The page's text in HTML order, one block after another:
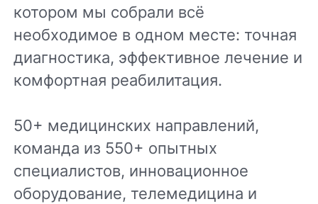
котором мы собрали всё
необходимое в одном месте: точная
диагностика, эффективное лечение и
комфортная реабилитация.
50+ медицинских направлений,
команда из 550+ опытных
специалистов, инновационное
оборудование, телемедицина и